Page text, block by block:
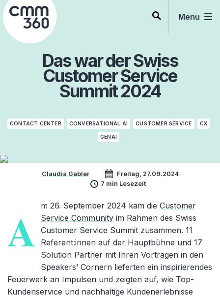
Skip
to
content
Menu
Das war der Swiss
Customer Service
Summit 2024
CONTACT CENTER CONVERSATIONAL AI CUSTOMER SERVICE CX
GENAI
Claudia Gabler
Freitag, 27.09.2024
7 min Lesezeit
A m 26. September 2024 kam die Customer
Service Community im Rahmen des Swiss
Customer Service Summit zusammen. 11
Referent:innen auf der Hauptbühne und 17
Solution Partner mit Ihren Vorträgen in den
Speakers’ Cornern lieferten ein inspirierendes
Feuerwerk an Impulsen und zeigten auf, wie Top-
Kundenservice und nachhaltige Kundenerlebnisse